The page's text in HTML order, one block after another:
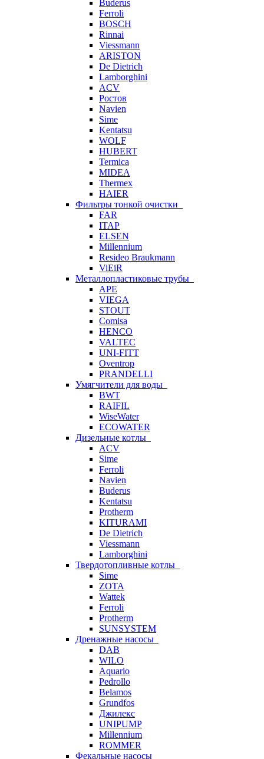
Buderus
Ferroli
BOSCH
Rinnai
Viessmann
ARISTON
De Dietrich
Lamborghini
ACV
Ростов
Navien
Sime
Kentatsu
WOLF
HUBERT
Termica
MIDEA
Thermex
HAIER
Фильтры тонкой очистки
FAR
ITAP
ELSEN
Millennium
Resideo Braukmann
ViEiR
Металлопластиковые трубы
APE
VIEGA
STOUT
Comisa
HENCO
VALTEC
UNI-FITT
Oventrop
PRANDELLI
Умягчители для воды
BWT
RAIFIL
WiseWater
ECOWATER
Дизельные котлы
ACV
Sime
Ferroli
Navien
Buderus
Kentatsu
Protherm
KITURAMI
De Dietrich
Viessmann
Lamborghini
Твердотопливные котлы
Sime
ZOTA
Wattek
Ferroli
Protherm
SUNSYSTEM
Дренажные насосы
DAB
WILO
Aquario
Pedrollo
Belamos
Grundfos
Джилекс
UNIPUMP
Millennium
ROMMER
Фекальные насосы